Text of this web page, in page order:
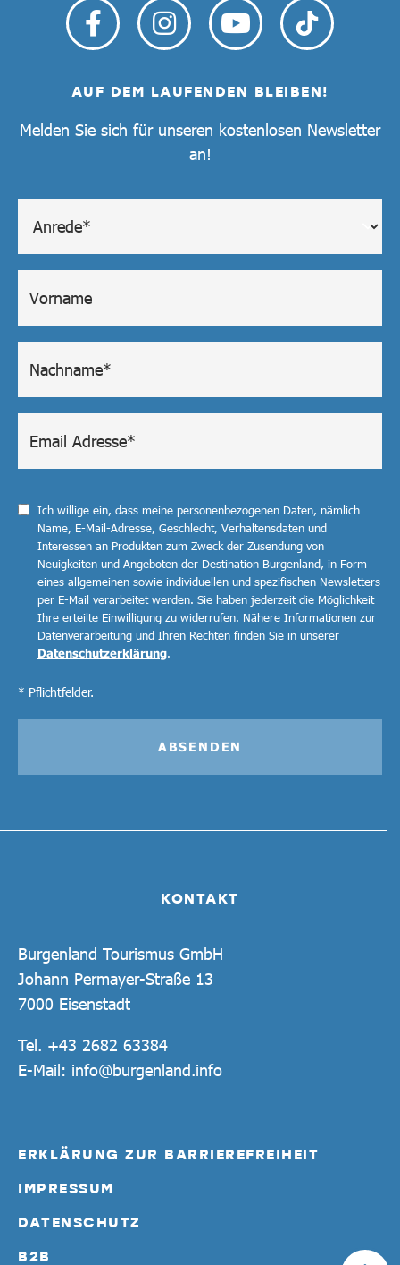
KONTAKT
Burgenland Tourismus GmbH
Johann Permayer-Straße 13
7000 Eisenstadt
Tel. +43 2682 63384
E-Mail: info@burgenland.info
ERKLÄRUNG ZUR BARRIEREFREIHEIT
IMPRESSUM
DATENSCHUTZ
B2B
AUF DEM LAUFENDEN BLEIBEN!
Melden Sie sich für unseren kostenlosen Newsletter
an!
Ich willige ein, dass meine personenbezogenen Daten, nämlich
Name, E-Mail-Adresse, Geschlecht, Verhaltensdaten und
Interessen an Produkten zum Zweck der Zusendung von
Neuigkeiten und Angeboten der Destination Burgenland, in Form
eines allgemeinen sowie individuellen und spezifischen Newsletters
per E-Mail verarbeitet werden. Sie haben jederzeit die Möglichkeit
Ihre erteilte Einwilligung zu widerrufen. Nähere Informationen zur
Datenverarbeitung und Ihren Rechten finden Sie in unserer
Datenschutzerklärung.
* Pflichtfelder.
ABSENDEN